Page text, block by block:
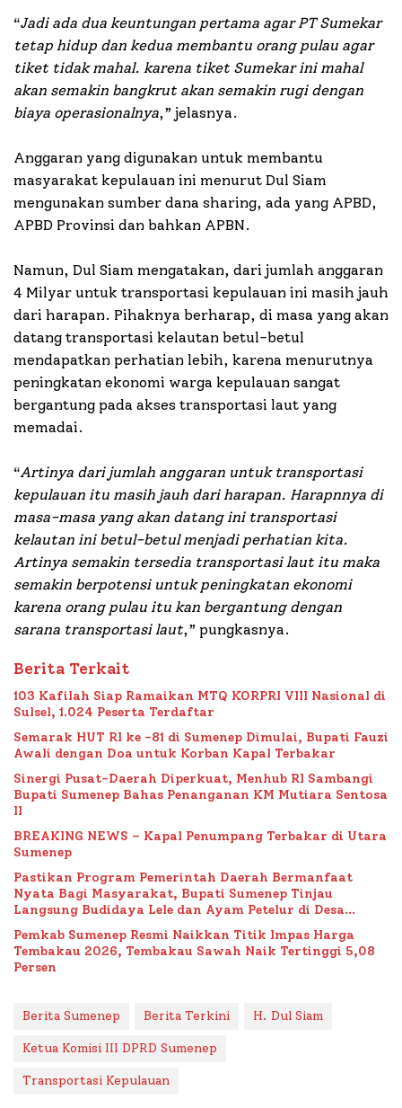
“Jadi ada dua keuntungan pertama agar PT Sumekar
tetap hidup dan kedua membantu orang pulau agar
tiket tidak mahal. karena tiket Sumekar ini mahal
akan semakin bangkrut akan semakin rugi dengan
biaya operasionalnya,” jelasnya.
Anggaran yang digunakan untuk membantu
masyarakat kepulauan ini menurut Dul Siam
mengunakan sumber dana sharing, ada yang APBD,
APBD Provinsi dan bahkan APBN.
Namun, Dul Siam mengatakan, dari jumlah anggaran
4 Milyar untuk transportasi kepulauan ini masih jauh
dari harapan. Pihaknya berharap, di masa yang akan
datang transportasi kelautan betul-betul
mendapatkan perhatian lebih, karena menurutnya
peningkatan ekonomi warga kepulauan sangat
bergantung pada akses transportasi laut yang
memadai.
“Artinya dari jumlah anggaran untuk transportasi
kepulauan itu masih jauh dari harapan. Harapnnya di
masa-masa yang akan datang ini transportasi
kelautan ini betul-betul menjadi perhatian kita.
Artinya semakin tersedia transportasi laut itu maka
semakin berpotensi untuk peningkatan ekonomi
karena orang pulau itu kan bergantung dengan
sarana transportasi laut,” pungkasnya.
Berita Terkait
103 Kafilah Siap Ramaikan MTQ KORPRI VIII Nasional di
Sulsel, 1.024 Peserta Terdaftar
Semarak HUT RI ke -81 di Sumenep Dimulai, Bupati Fauzi
Awali dengan Doa untuk Korban Kapal Terbakar
Sinergi Pusat-Daerah Diperkuat, Menhub RI Sambangi
Bupati Sumenep Bahas Penanganan KM Mutiara Sentosa
II
BREAKING NEWS – Kapal Penumpang Terbakar di Utara
Sumenep
Pastikan Program Pemerintah Daerah Bermanfaat
Nyata Bagi Masyarakat, Bupati Sumenep Tinjau
Langsung Budidaya Lele dan Ayam Petelur di Desa
Pemkab Sumenep Resmi Naikkan Titik Impas Harga
Tembakau 2026, Tembakau Sawah Naik Tertinggi 5,08
Persen
Berita Sumenep Berita Terkini H. Dul Siam
Ketua Komisi III DPRD Sumenep
Transportasi Kepulauan